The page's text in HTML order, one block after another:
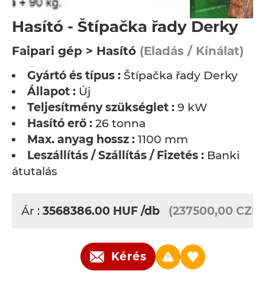
Hasító - Štípačka řady Derky
Faipari gép > Hasító (Eladás / Kínálat)
Gyártó és típus : Štípačka řady Derky
Állapot : Új
Teljesítmény szükséglet : 9 kW
Hasító erő : 26 tonna
Max. anyag hossz : 1100 mm
Leszállítás / Szállítás / Fizetés : Banki
átutalás
Ár : 3568386.00 HUF /db (237500,00 CZK)
Kérés